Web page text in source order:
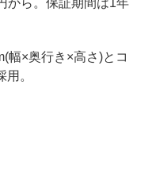
×奥行き×高さ)とコ
。